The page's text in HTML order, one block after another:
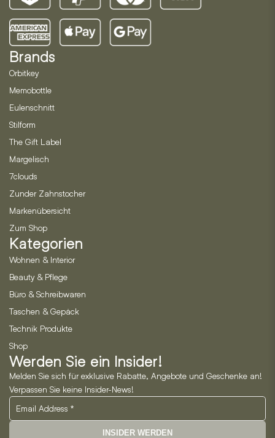
Brands
Orbitkey
Memobottle
Eulenschnitt
Stilform
The Gift Label
Margelisch
7clouds
Zunder Zahnstocher
Markenübersicht
Zum Shop
Kategorien
Wohnen & Interior
Beauty & Pflege
Büro & Schreibwaren
Taschen & Gepäck
Technik Produkte
Shop
Werden Sie ein Insider!
Melden Sie sich für exklusive Rabatte, Angebote und Geschenke an!
Verpassen Sie keine Insider-News!
INSIDER WERDEN